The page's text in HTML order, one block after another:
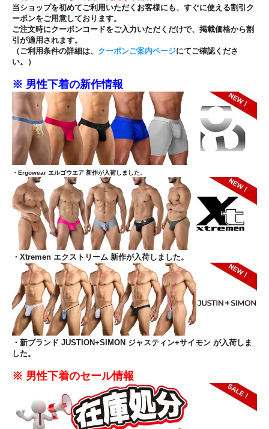
当ショップを初めてご利用いただくお客様にも、すぐに使える割引ク
ーポンをご用意しております。
ご注文時にクーポンコードをご入力いただくだけで、掲載価格から割
引が適用されます。
（ご利用条件の詳細は、 クーポンご案内ページにてご確認くださ
い。）
※ 男性下着の新作情報
・Ergowear エルゴウエア 新作が入荷しました。
・Xtremen エクストリーム 新作が入荷しました。
・新ブランド JUSTION+SIMON ジャスティン+サイモン が入荷しま
した。
※ 男性下着のセール情報